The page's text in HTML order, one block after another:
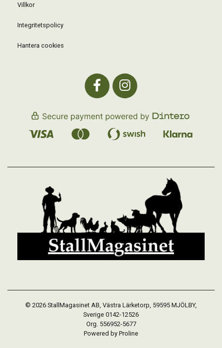
Villkor
Integritetspolicy
Hantera cookies
© 2026 StallMagasinet AB, Västra Lärketorp, 59595 MJÖLBY,
Sverige 0142-12526
Org. 556952-5677
Powered by Proline